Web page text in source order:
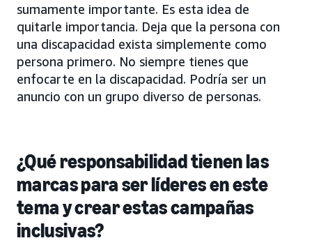
sumamente importante. Es esta idea de
quitarle importancia. Deja que la persona con
una discapacidad exista simplemente como
persona primero. No siempre tienes que
enfocarte en la discapacidad. Podría ser un
anuncio con un grupo diverso de personas.
¿Qué responsabilidad tienen las
marcas para ser líderes en este
tema y crear estas campañas
inclusivas?